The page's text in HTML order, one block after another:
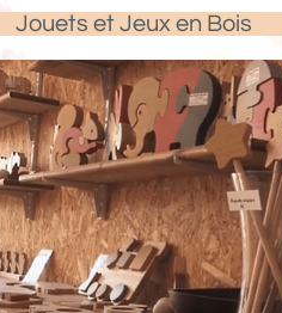
Jouets et Jeux en Bois